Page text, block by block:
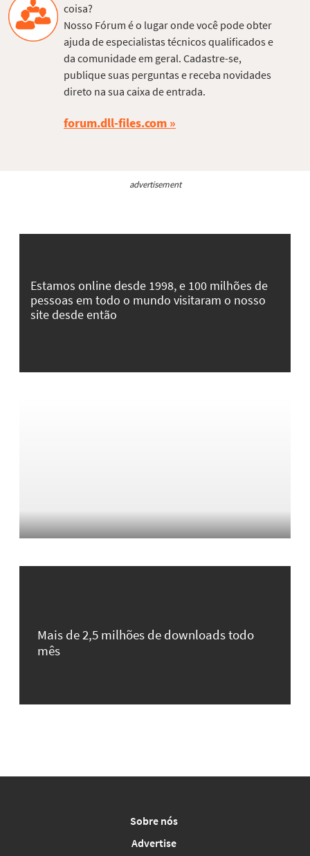
coisa?
Nosso Fórum é o lugar onde você pode obter
ajuda de especialistas técnicos qualificados e
da comunidade em geral. Cadastre-se,
publique suas perguntas e receba novidades
direto na sua caixa de entrada.
forum.dll-files.com
advertisement
Estamos online desde 1998, e 100 milhões de
pessoas em todo o mundo visitaram o nosso
site desde então
Mais de 2,5 milhões de downloads todo
mês
Sobre nós
Advertise